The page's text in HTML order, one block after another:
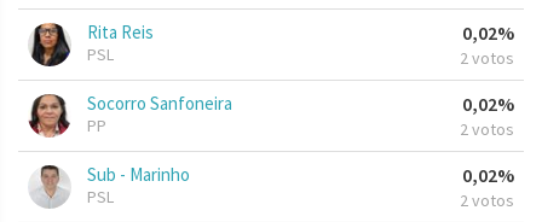
Rita Reis
PSL
0,02%
2 votos
Socorro Sanfoneira
PP
0,02%
2 votos
Sub - Marinho
PSL
0,02%
2 votos